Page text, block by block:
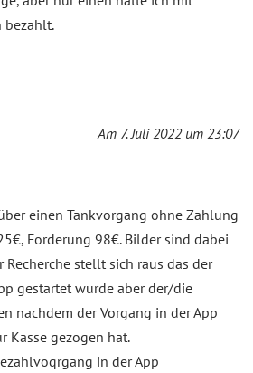
bezahlt.
Am 7. Juli 2022 um 23:07
einen Tankvorgang ohne Zahlung
Forderung 98€. Bilder sind dabei
Recherche stellt sich raus das der
gestartet wurde aber der/die
nachdem der Vorgang in der App
Kasse gezogen hat.
in der App